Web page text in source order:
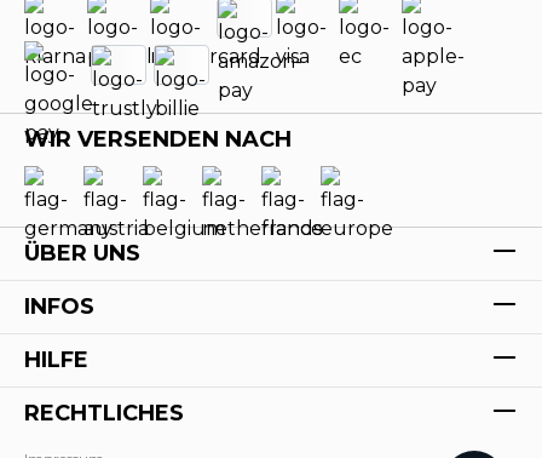
WIR VERSENDEN NACH
ÜBER UNS
INFOS
HILFE
RECHTLICHES